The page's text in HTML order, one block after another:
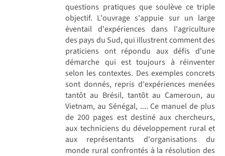
questions pratiques que soulève ce triple
objectif. L'ouvrage s'appuie sur un large
éventail d'expériences dans l'agriculture
des pays du Sud, qui illustrent comment des
praticiens ont répondu aux défis d'une
démarche qui est toujours à réinventer
selon les contextes. Des exemples concrets
sont donnés, repris d'expériences menées
tantôt au Brésil, tantôt au Cameroun, au
Vietnam, au Sénégal, .... Ce manuel de plus
de 200 pages est destiné aux chercheurs,
aux techniciens du développement rural et
aux représentants d'organisations du
monde rural confrontés à la résolution des